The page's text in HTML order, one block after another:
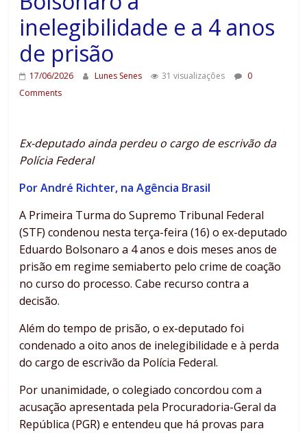
inelegibilidade e a 4 anos
de prisão
17/06/2026 Lunes Senes 31 visualizações
0
Comments
Ex-deputado ainda perdeu o cargo de escrivão da
Polícia Federal
Por André Richter, na Agência Brasil
A Primeira Turma do Supremo Tribunal Federal
(STF) condenou nesta terça-feira (16) o ex-deputado
Eduardo Bolsonaro a 4 anos e dois meses anos de
prisão em regime semiaberto pelo crime de coação
no curso do processo. Cabe recurso contra a
decisão.
Além do tempo de prisão, o ex-deputado foi
condenado a oito anos de inelegibilidade e à perda
do cargo de escrivão da Polícia Federal.
Por unanimidade, o colegiado concordou com a
acusação apresentada pela Procuradoria-Geral da
República (PGR) e entendeu que há provas para